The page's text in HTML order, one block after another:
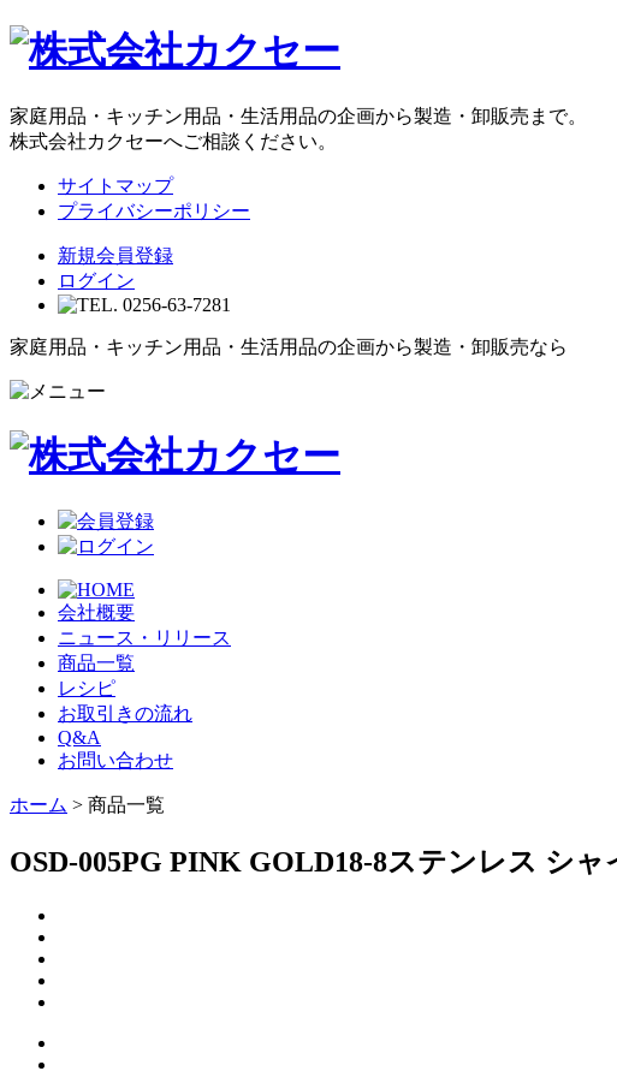
家庭用品・キッチン用品・生活用品の企画から製造・卸販売まで。
株式会社カクセーへご相談ください。
サイトマップ
プライバシーポリシー
新規会員登録
ログイン
家庭用品・キッチン用品・生活用品の企画から製造・卸販売なら
会社概要
ニュース・リリース
商品一覧
レシピ
お取引きの流れ
Q&A
お問い合わせ
ホーム > 商品一覧
OSD-005PG PINK GOLD18-8ステンレス シ